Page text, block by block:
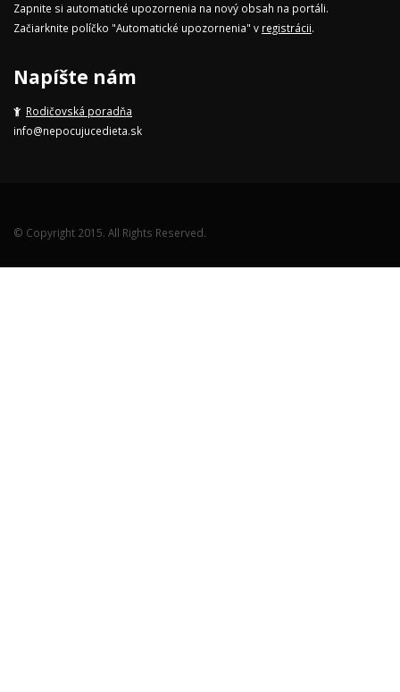
Zapnite si automatické upozornenia na nový obsah na portáli.
Začiarknite políčko "Automatické upozornenia" v registrácii.
Napíšte nám
Rodičovská poradňa
info@nepocujucedieta.sk
© Copyright 2015. All Rights Reserved.